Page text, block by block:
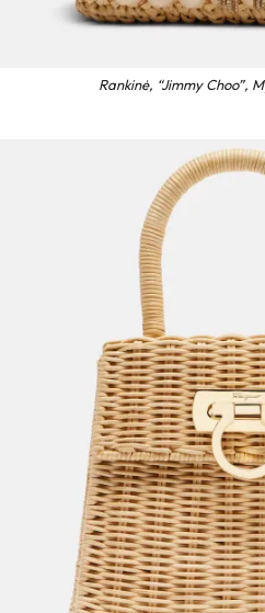
Rankinė, “Jimmy Choo”,